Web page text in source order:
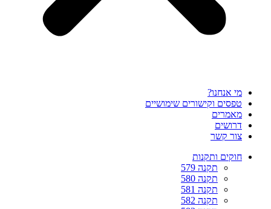
מי אנחנו?
טפסים וקישורים שימושיים
מאמרים
דרושים
צור קשר
חוקים ותקנות
תקנה 579
תקנה 580
תקנה 581
תקנה 582